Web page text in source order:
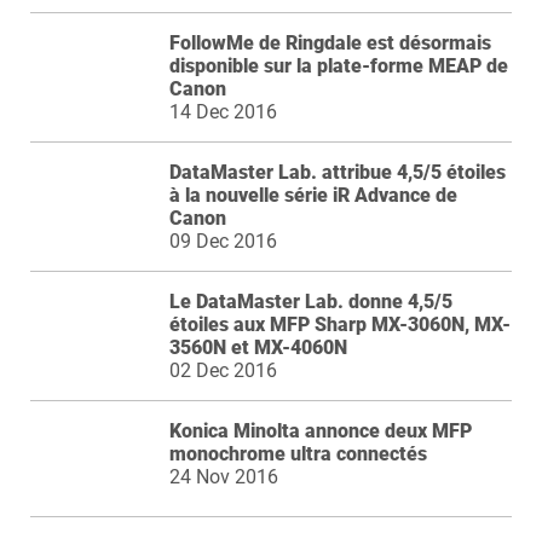
FollowMe de Ringdale est désormais
disponible sur la plate-forme MEAP de
Canon
14 Dec 2016
DataMaster Lab. attribue 4,5/5 étoiles
à la nouvelle série iR Advance de
Canon
09 Dec 2016
Le DataMaster Lab. donne 4,5/5
étoiles aux MFP Sharp MX-3060N, MX-
3560N et MX-4060N
02 Dec 2016
Konica Minolta annonce deux MFP
monochrome ultra connectés
24 Nov 2016